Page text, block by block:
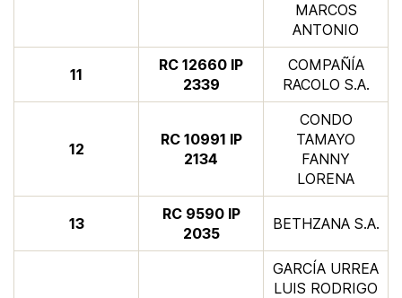
MARCOS
ANTONIO
​11
​RC 12660 IP
2339
​COMPAÑÍA
RACOLO S.A.
​12
​RC 10991 IP
2134
CONDO
TAMAYO
FANNY
LORENA
​13
​RC 9590 IP
2035
​​BETHZANA S.A.
GARCÍA URREA
LUIS RODRIGO